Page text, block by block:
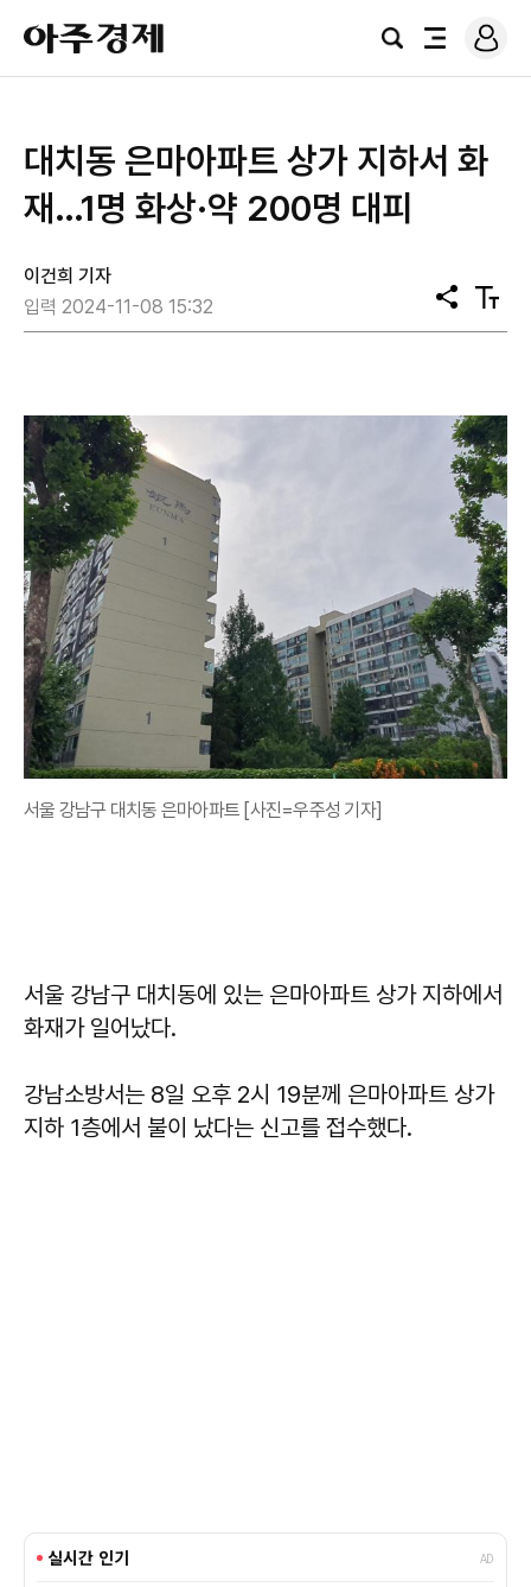
아
주
경
검
전
로
그
대치동 은마아파트 상가 지하서 화
재…1명 화상·약 200명 대피
이건희 기자
입력 2024-11-08 15:32
공
유
텍
스
서울 강남구 대치동 은마아파트 [사진=우주성 기자]
서울 강남구 대치동에 있는 은마아파트 상가 지하에서
화재가 일어났다.
강남소방서는 8일 오후 2시 19분께 은마아파트 상가
지하 1층에서 불이 났다는 신고를 접수했다.